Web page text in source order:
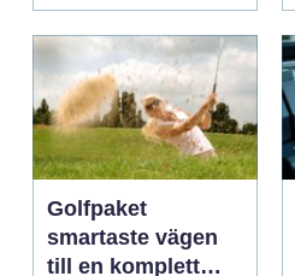
Golfpaket
smartaste vägen
till en komplett